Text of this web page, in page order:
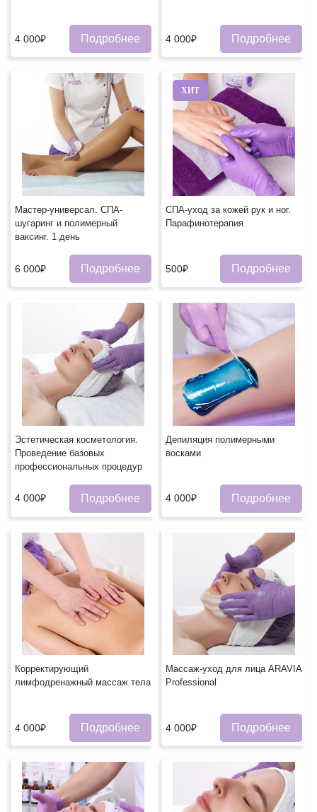
4 000₽ Подробнее 4 000₽ Подробнее
Мастер-универсал. СПА-
шугаринг и полимерный
ваксинг. 1 день
6 000₽ Подробнее
ХИТ
СПА-уход за кожей рук и ног.
Парафинотерапия
500₽ Подробнее
Эстетическая косметология.
Проведение базовых
профессиональных процедур
4 000₽ Подробнее
Депиляция полимерными
восками
4 000₽ Подробнее
Корректирующий
лимфодренажный массаж тела
4 000₽ Подробнее
Массаж-уход для лица ARAVIA
Professional
4 000₽ Подробнее